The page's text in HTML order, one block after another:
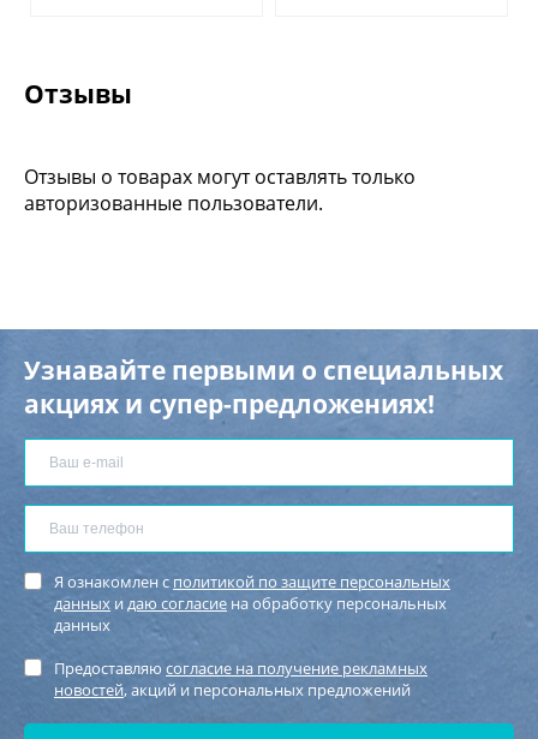
Отзывы
Отзывы о товарах могут оставлять только
авторизованные пользователи.
Узнавайте первыми о специальных
акциях и супер-предложениях!
Я ознакомлен с политикой по защите персональных
данных идаю согласие на обработку персональных
данных
Предоставляю согласие на получение рекламных
новостей, акций и персональных предложений